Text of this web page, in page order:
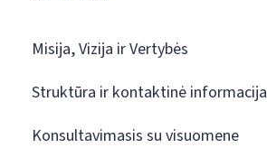
Misija, Vizija ir Vertybės
Struktūra ir kontaktinė informacija
Konsultavimasis su visuomene